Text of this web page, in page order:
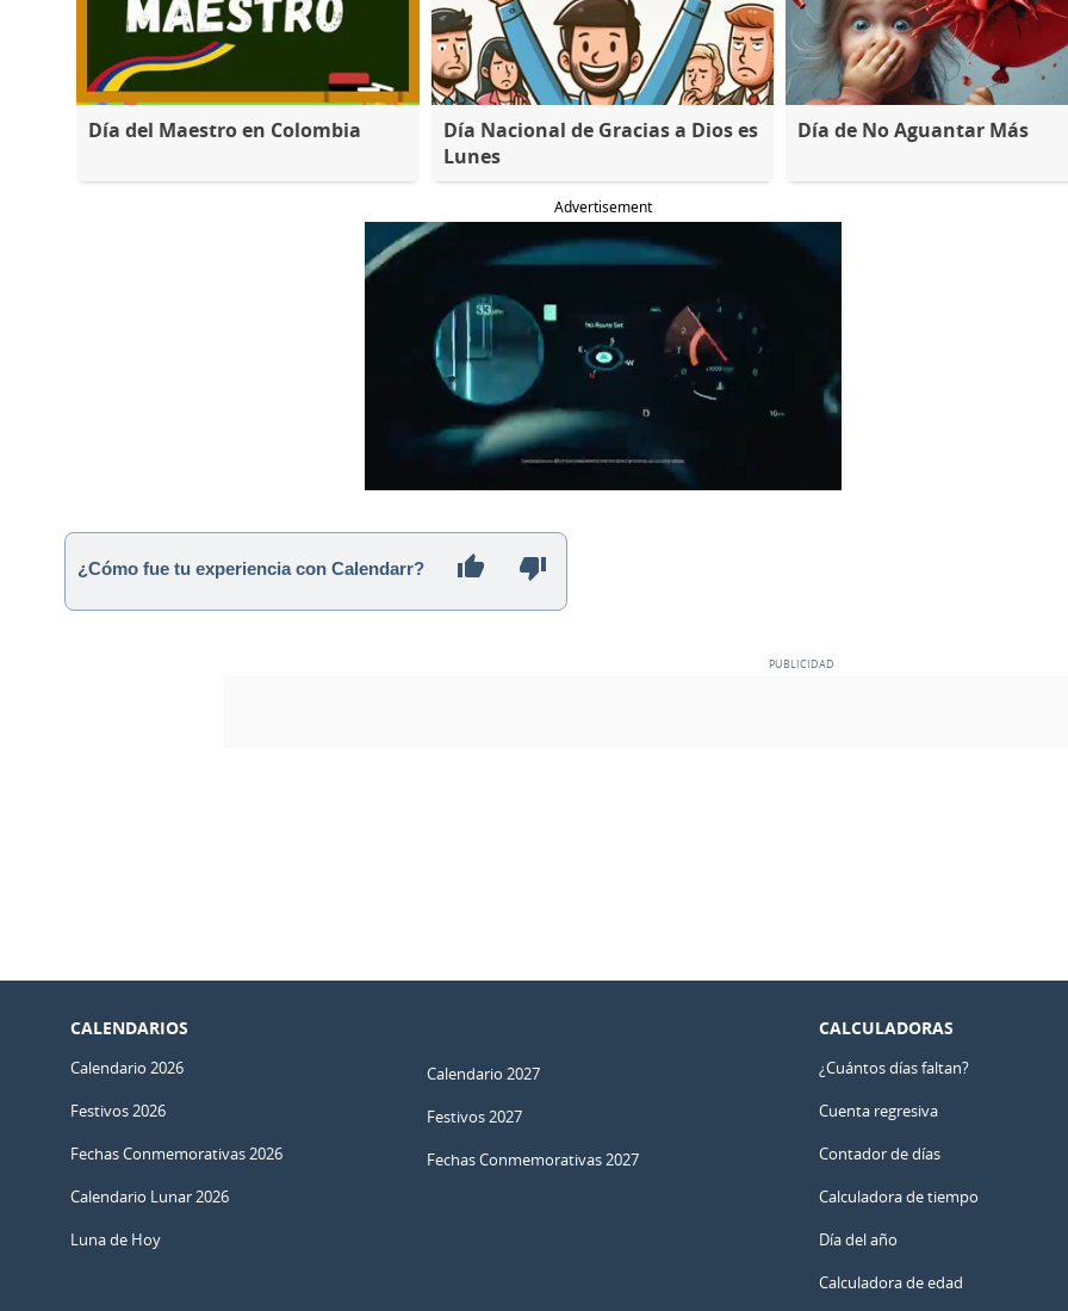
Día del Maestro en Colombia
Día Nacional de Gracias a Dios es
Lunes
Día de No Aguantar Más
Advertisement
¿Cómo fue tu experiencia con Calendarr?
CALENDARIOS
Calendario 2026
Festivos 2026
Fechas Conmemorativas 2026
Calendario Lunar 2026
Luna de Hoy
Calendario 2027
Festivos 2027
Fechas Conmemorativas 2027
CALCULADORAS
¿Cuántos días faltan?
Cuenta regresiva
Contador de días
Calculadora de tiempo
Día del año
Calculadora de edad